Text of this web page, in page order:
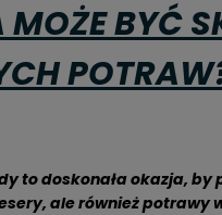
MOŻE BYĆ
to doskonała okazja,
ale również potrawy